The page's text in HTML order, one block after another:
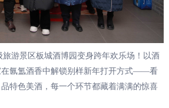
游景区板城酒博园变身跨年欢乐场！以酒
在氤氲酒香中解锁别样新年打开方式——看
特色美酒，每一个环节都藏着满满的惊喜